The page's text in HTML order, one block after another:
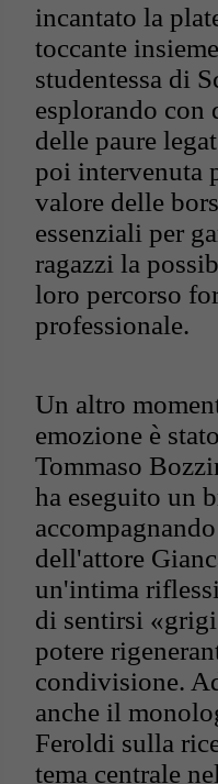
incantato la
toccante
studentessa di
esplorando con
delle paure
poi intervenuta
valore delle
essenziali per
ragazzi la
loro percorso
professionale.
Un altro
emozione è
Tommaso
ha eseguito un
dell'attore
un'intima
di sentirsi
potere
condivisione.
anche il
Feroldi sulla
tema centrale